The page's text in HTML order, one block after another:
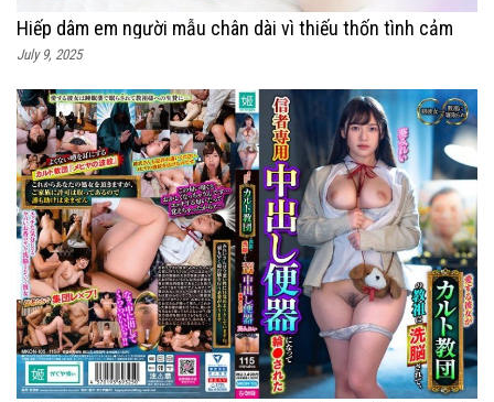
Hiếp dâm em người mẫu chân dài vì thiếu thốn tình cảm
July 9, 2025